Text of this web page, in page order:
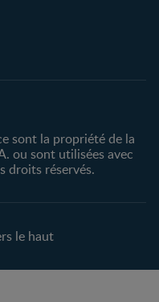
sont la propriété de la
ou sont utilisées avec
droits réservés.
le haut